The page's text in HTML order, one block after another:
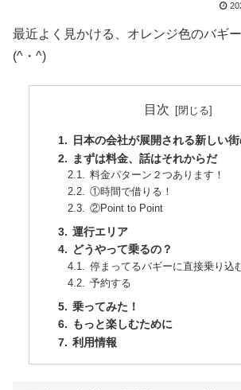
最近よく見かける、オレンジ色のバギ
(^・^)
目次
日本の会社が展開される新しい街
まずは料金、話はそれからだ
料金パターン２つあります！
①時間で借りる！
②Point to Point
運行エリア
どうやって乗るの？
停まってるバギーに直接乗り込
予約する
乗ってみた！
もっと楽しむために
利用情報